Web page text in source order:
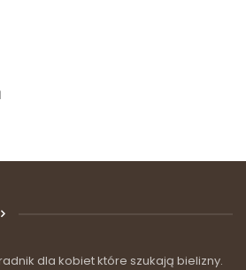
dla kobiet które szukają bielizny.